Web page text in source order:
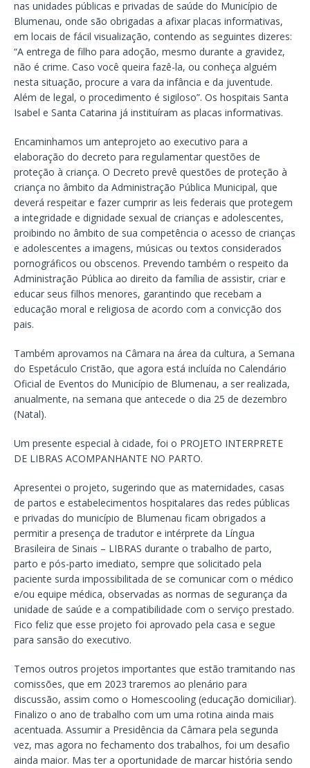
nas unidades públicas e privadas de saúde do Município de
Blumenau, onde são obrigadas a afixar placas informativas,
em locais de fácil visualização, contendo as seguintes dizeres:
“A entrega de filho para adoção, mesmo durante a gravidez,
não é crime. Caso você queira fazê-la, ou conheça alguém
nesta situação, procure a vara da infância e da juventude.
Além de legal, o procedimento é sigiloso”. Os hospitais Santa
Isabel e Santa Catarina já instituíram as placas informativas.
Encaminhamos um anteprojeto ao executivo para a
elaboração do decreto para regulamentar questões de
proteção à criança. O Decreto prevê questões de proteção à
criança no âmbito da Administração Pública Municipal, que
deverá respeitar e fazer cumprir as leis federais que protegem
a integridade e dignidade sexual de crianças e adolescentes,
proibindo no âmbito de sua competência o acesso de crianças
e adolescentes a imagens, músicas ou textos considerados
pornográficos ou obscenos. Prevendo também o respeito da
Administração Pública ao direito da família de assistir, criar e
educar seus filhos menores, garantindo que recebam a
educação moral e religiosa de acordo com a convicção dos
pais.
Também aprovamos na Câmara na área da cultura, a Semana
do Espetáculo Cristão, que agora está incluída no Calendário
Oficial de Eventos do Município de Blumenau, a ser realizada,
anualmente, na semana que antecede o dia 25 de dezembro
(Natal).
Um presente especial à cidade, foi o PROJETO INTERPRETE
DE LIBRAS ACOMPANHANTE NO PARTO.
Apresentei o projeto, sugerindo que as maternidades, casas
de partos e estabelecimentos hospitalares das redes públicas
e privadas do município de Blumenau ficam obrigados a
permitir a presença de tradutor e intérprete da Língua
Brasileira de Sinais – LIBRAS durante o trabalho de parto,
parto e pós-parto imediato, sempre que solicitado pela
paciente surda impossibilitada de se comunicar com o médico
e/ou equipe médica, observadas as normas de segurança da
unidade de saúde e a compatibilidade com o serviço prestado.
Fico feliz que esse projeto foi aprovado pela casa e segue
para sansão do executivo.
Temos outros projetos importantes que estão tramitando nas
comissões, que em 2023 traremos ao plenário para
discussão, assim como o Homescooling (educação domiciliar).
Finalizo o ano de trabalho com um uma rotina ainda mais
acentuada. Assumir a Presidência da Câmara pela segunda
vez, mas agora no fechamento dos trabalhos, foi um desafio
ainda maior. Mas ter a oportunidade de marcar história sendo